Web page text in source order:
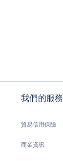
我們的服務
貿易信用保險
商業資訊